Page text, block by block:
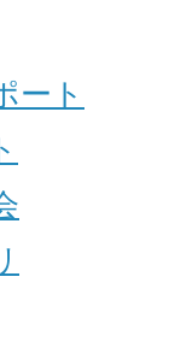
ート